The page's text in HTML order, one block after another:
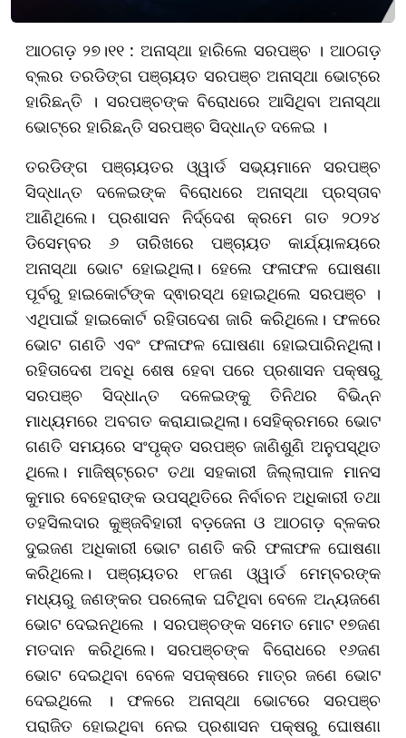
ଆଠଗଡ଼ ୨୭।୧୧ : ଅନାସ୍ଥା ହାରିଲେ ସରପଞ୍ଚ । ଆଠଗଡ଼
ବ୍ଲର ତରଡିଙ୍ଗ ପଞ୍ଚାୟତ ସରପଞ୍ଚ ଅନାସ୍ଥା ଭୋଟ୍‌ରେ
ହାରିଛନ୍ତି । ସରପଞ୍ଚଙ୍କ ବିରୋଧରେ ଆସିଥିବା ଅନାସ୍ଥା
ଭୋଟ୍‌ରେ ହାରିଛନ୍ତି ସରପଞ୍ଚ ସିଦ୍ଧାନ୍ତ ଦଳେଇ ।
ତରଡିଙ୍ଗ ପଞ୍ଚାୟତର ଓ୍ୱାର୍ଡ ସଭ୍ୟମାନେ ସରପଞ୍ଚ
ସିଦ୍ଧାନ୍ତ ଦଳେଇଙ୍କ ବିରୋଧରେ ଅନାସ୍ଥା ପ୍ରସ୍ତାବ
ଆଣିଥିଲେ। ପ୍ରଶାସନ ନିର୍ଦ୍ଦେଶ କ୍ରମେ ଗତ ୨୦୨୪
ଡିସେମ୍ବର ୬ ତାରିଖରେ ପଞ୍ଚାୟତ କାର୍ଯ୍ୟାଳୟରେ
ଅନାସ୍ଥା ଭୋଟ ହୋଇଥିଲା। ହେଲେ ଫଳାଫଳ ଘୋଷଣା
ପୂର୍ବରୁ ହାଇକୋର୍ଟଙ୍କ ଦ୍ଵାରସ୍ଥ ହୋଇଥିଲେ ସରପଞ୍ଚ ।
ଏଥିପାଇଁ ହାଇକୋର୍ଟ ରହିତାଦେଶ ଜାରି କରିଥିଲେ। ଫଳରେ
ଭୋଟ ଗଣତି ଏବଂ ଫଳାଫଳ ଘୋଷଣା ହୋଇପାରିନଥିଲା।
ରହିତାଦେଶ ଅବଧି ଶେଷ ହେବା ପରେ ପ୍ରଶାସନ ପକ୍ଷରୁ
ସରପଞ୍ଚ ସିଦ୍ଧାନ୍ତ ଦଳେଇଙ୍କୁ ତିନିଥର ବିଭିନ୍ନ
ମାଧ୍ୟମରେ ଅବଗତ କରାଯାଇଥିଲା। ସେହିକ୍ରମରେ ଭୋଟ
ଗଣତି ସମୟରେ ସଂପୃକ୍ତ ସରପଞ୍ଚ ଜାଣିଶୁଣି ଅନୁପସ୍ଥିତ
ଥିଲେ। ମାଜିଷ୍ଟ୍ରେଟ ତଥା ସହକାରୀ ଜିଲ୍ଲାପାଳ ମାନସ
କୁମାର ବେହେରାଙ୍କ ଉପସ୍ଥିତିରେ ନିର୍ବାଚନ ଅଧିକାରୀ ତଥା
ତହସିଲଦାର କୁଞ୍ଜବିହାରୀ ବଡ଼ଜେନା ଓ ଆଠଗଡ଼ ବ୍ଳକର
ଦୁଇଜଣ ଅଧିକାରୀ ଭୋଟ ଗଣତି କରି ଫଳାଫଳ ଘୋଷଣା
କରିଥିଲେ। ପଞ୍ଚାୟତର ୧୮ଜଣ ଓ୍ୱାର୍ଡ ମେମ୍ବରଙ୍କ
ମଧ୍ୟରୁ ଜଣଙ୍କର ପରଲୋକ ଘଟିଥିବା ବେଳେ ଅନ୍ୟଜଣେ
ଭୋଟ ଦେଇନଥିଲେ । ସରପଞ୍ଚଙ୍କ ସମେତ ମୋଟ ୧୭ଜଣ
ମତଦାନ କରିଥିଲେ। ସରପଞ୍ଚଙ୍କ ବିରୋଧରେ ୧୬ଜଣ
ଭୋଟ ଦେଇଥିବା ବେଳେ ସପକ୍ଷରେ ମାତ୍ର ଜଣେ ଭୋଟ
ଦେଇଥିଲେ । ଫଳରେ ଅନାସ୍ଥା ଭୋଟରେ ସରପଞ୍ଚ
ପରାଜିତ ହୋଇଥିବା ନେଇ ପ୍ରଶାସନ ପକ୍ଷରୁ ଘୋଷଣା